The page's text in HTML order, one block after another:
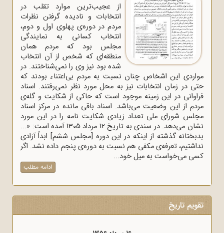
از عجیب‌ترین موارد تقلب در
انتخابات و نادیده گرفتن نظرات
مردم در دوره‌ی پهلوی اول و دوم،
انتخاب کسانی به نمایندگی
مجلس بود که مردم همان
منطقه‌ای که شخص از آن انتخاب
شده بود نیز وی را نمی‌شناختند. در
مواردی این اشخاص چنان نسبت به مردم بی‌اعتناء بودند که
حتی در زمان انتخابات نیز به محل مورد نظر نمی‌رفتند. اسناد
فراوانی در این زمینه موجود است که حاکی از شکایت و گله‌ی
مردم از این وضعیت می‌باشد. اسناد باقی مانده در مرکز اسناد
مجلس شورای ملی تعداد زیادی شکایت نامه را در این مورد
نشان می‌دهد. در سندی به تاریخ 12 مرداد 1305 آمده است: «...
بدبختانه گذشته از اینکه در این دوره [مجلس ششم] ابداً آزادی
نداشتیم، تعرفه‌ی مکفی هم نسبت به دوره‌ی پنجم داده نشد. اگر
کسی می‌خواست به میل خود...
ادامه مطلب
تقویم تاریخ